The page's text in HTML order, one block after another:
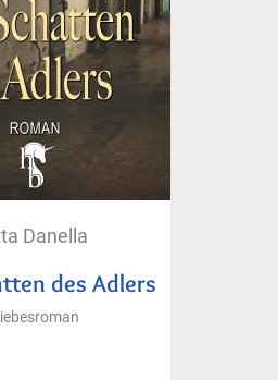
Danella
des Adlers